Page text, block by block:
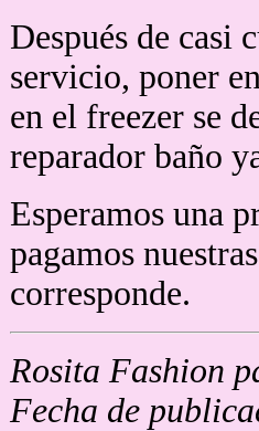
Después de casi
servicio, poner
en el freezer se
reparador baño
Esperamos una
pagamos
corresponde.
Rosita Fashion
Fecha de